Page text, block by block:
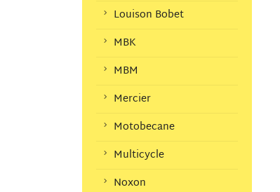
Louison Bobet
MBK
MBM
Mercier
Motobecane
Multicycle
Noxon